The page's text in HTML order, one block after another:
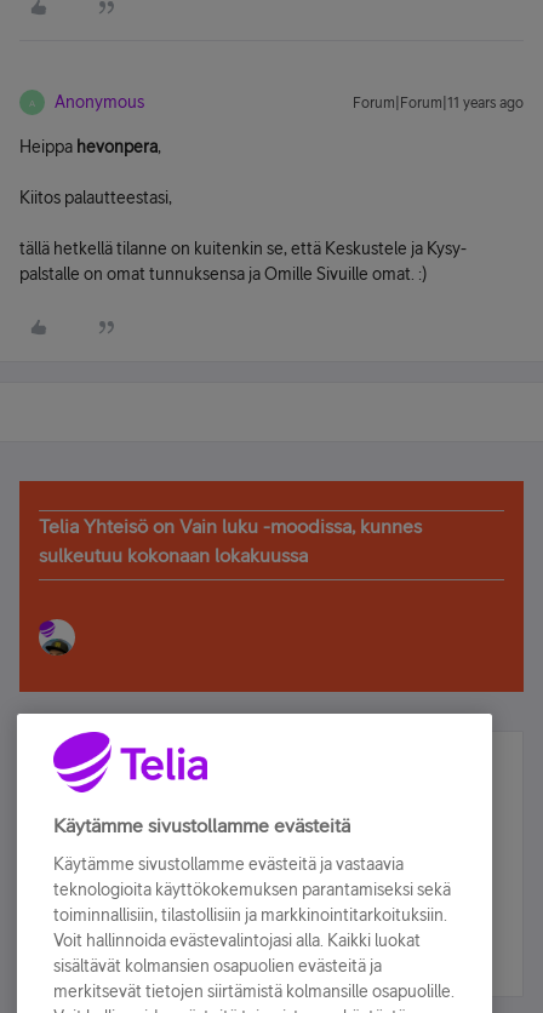
A Anonymous Forum|Forum|11 years ago
Heippa hevonpera,
Kiitos palautteestasi,
tällä hetkellä tilanne on kuitenkin se, että Keskustele ja Kysy-
palstalle on omat tunnuksensa ja Omille Sivuille omat. :)
Telia Yhteisö on Vain luku -moodissa, kunnes
sulkeutuu kokonaan lokakuussa
Älä jää paitsi – osallistu ja voita!
Tilaa Telian uutiskirje ja olet mukana arvonnassa.
sähköpostiisi.
Tilaa nyt
Käytämme sivustollamme evästeitä
Käytämme sivustollamme evästeitä ja vastaavia
teknologioita käyttökokemuksen parantamiseksi sekä
toiminnallisiin, tilastollisiin ja markkinointitarkoituksiin.
Voit hallinnoida evästevalintojasi alla. Kaikki luokat
sisältävät kolmansien osapuolien evästeitä ja
merkitsevät tietojen siirtämistä kolmansille osapuolille.